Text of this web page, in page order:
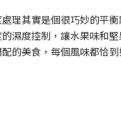
理其實是個很巧妙的平
濕度控制，讓水果味和堅
的美食，每個風味都恰到